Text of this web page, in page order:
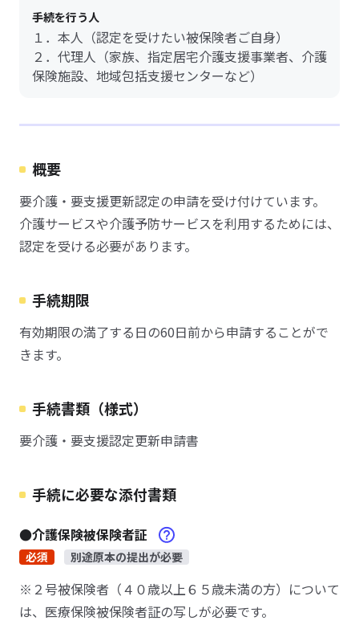
手続を行う人
１．本人（認定を受けたい被保険者ご自身）
２．代理人（家族、指定居宅介護支援事業者、介護
保険施設、地域包括支援センターなど）
概要
要介護・要支援更新認定の申請を受け付けています。
介護サービスや介護予防サービスを利用するためには、
認定を受ける必要があります。
手続期限
有効期限の満了する日の60日前から申請することがで
きます。
手続書類（様式）
要介護・要支援認定更新申請書
手続に必要な添付書類
●介護保険被保険者証
必須 別途原本の提出が必要
※２号被保険者（４０歳以上６５歳未満の方）について
は、医療保険被保険者証の写しが必要です。